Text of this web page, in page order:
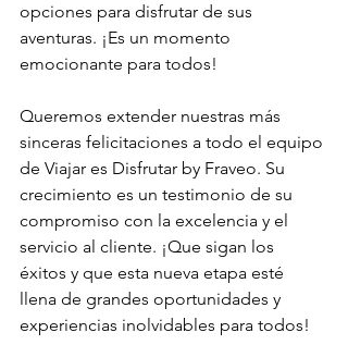
opciones para disfrutar de sus
aventuras. ¡Es un momento
emocionante para todos!
Queremos extender nuestras más
sinceras felicitaciones a todo el equipo
de Viajar es Disfrutar by Fraveo. Su
crecimiento es un testimonio de su
compromiso con la excelencia y el
servicio al cliente. ¡Que sigan los
éxitos y que esta nueva etapa esté
llena de grandes oportunidades y
experiencias inolvidables para todos!